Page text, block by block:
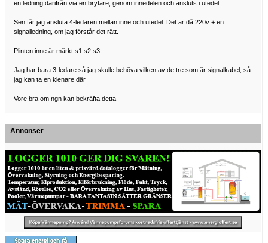
en ledning därifrån via en brytare, genom innedelen och ansluts i utedel.
Sen får jag ansluta 4-ledaren mellan inne och utedel. Det är då 220v + en
signalledning, om jag förstår det rätt.
Plinten inne är märkt s1 s2 s3.
Jag har bara 3-ledare så jag skulle behöva vilken av de tre som är signalkabel, så
jag kan ta en klenare där
Vore bra om ngn kan bekräfta detta
Annonser